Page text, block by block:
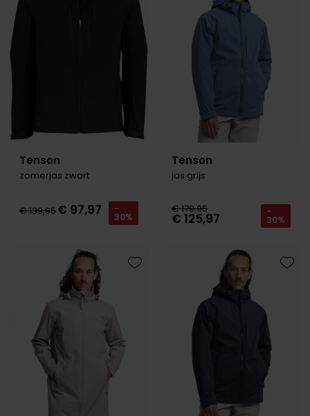
Tenson
zomerjas zwart
€ 139,95€ 97,97 -
30%
Tenson
jas grijs
€ 179,95
€ 125,97 -
30%
Toevoegen aan favorieten